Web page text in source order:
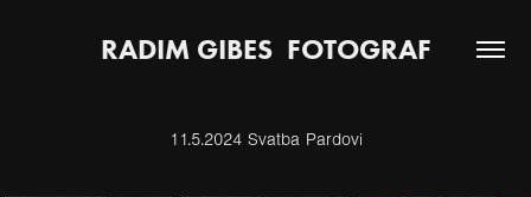
RADIM GIBES  FOTOGRAF
11.5.2024 Svatba Pardovi